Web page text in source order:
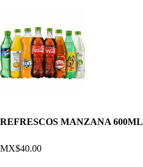
REFRESCOS MANZANA 600ML
MX$40.00